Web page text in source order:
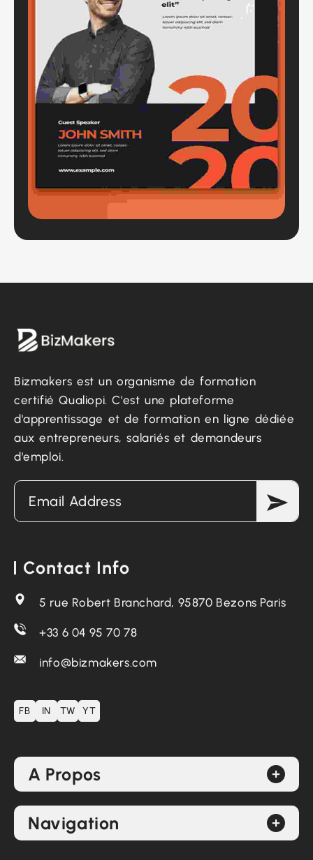
Bizmakers est un organisme de formation
certifié Qualiopi. C'est une plateforme
d'apprentissage et de formation en ligne dédiée
aux entrepreneurs, salariés et demandeurs
d'emploi.
A Propos
Navigation
Contact Info
5 rue Robert Branchard, 95870 Bezons Paris
+33 6 04 95 70 78
info@bizmakers.com
FB IN TW YT